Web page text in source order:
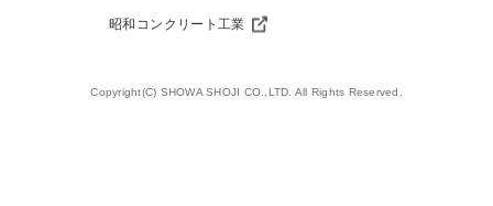
昭和コンクリート工業
Copyright(C) SHOWA SHOJI CO.,LTD. All Rights Reserved.